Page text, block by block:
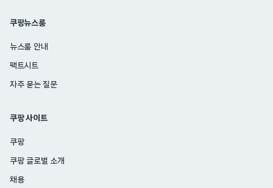
쿠팡뉴스룸
뉴스룸 안내
팩트시트
자주 묻는 질문
쿠팡 사이트
쿠팡
쿠팡 글로벌 소개
채용